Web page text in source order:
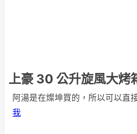
上豪 30 公升旋風大烤
阿湯是在燦坤買的，所以可以直
我